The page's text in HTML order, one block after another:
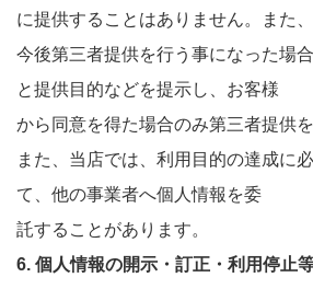
に提供することはありません。また、
今後第三者提供を行う事になった場
と提供目的などを提示し、お客様
から同意を得た場合のみ第三者提供を
また、当店では、利用目的の達成に
て、他の事業者へ個人情報を委
託することがあります。
6. 個人情報の開示・訂正・利用停止